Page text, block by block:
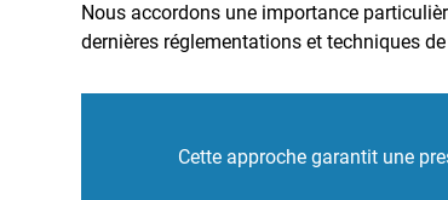
Nous accordons une importance
dernières réglementations et techniques
Cette approche garantit une